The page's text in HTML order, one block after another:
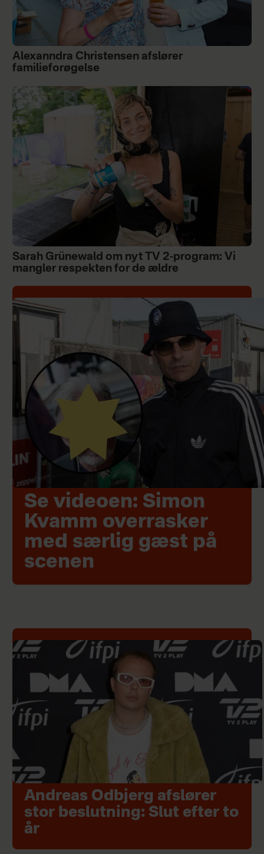
Alexanndra Christensen afslører
familieforøgelse
Sarah Grünewald om nyt TV 2-program: Vi
mangler respekten for de ældre
Se videoen: Simon
Kvamm overrasker
med særlig gæst på
scenen
Andreas Odbjerg afslører
stor beslutning: Slut efter to
år